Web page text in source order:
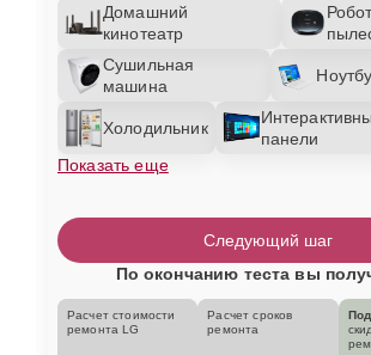
Домашний
кинотеатр
Сушильная
машина
Холодильник
панели
Показать еще
Следующий шаг
По окончанию теста вы
Расчет стоимости
ремонта LG
Расчет сроков
ремонта